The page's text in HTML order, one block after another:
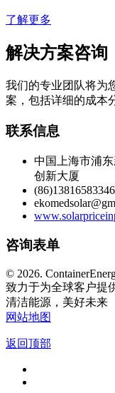
了解更多
解决方案咨询
我们的专业团队将为
案，包括详细的成本
联系信息
中国上海市浦
创新大厦
(86)13816583346
咨询表单
© 2026.
致力于为全球客户提
清洁能源，美好未来
网站地图
返回顶部